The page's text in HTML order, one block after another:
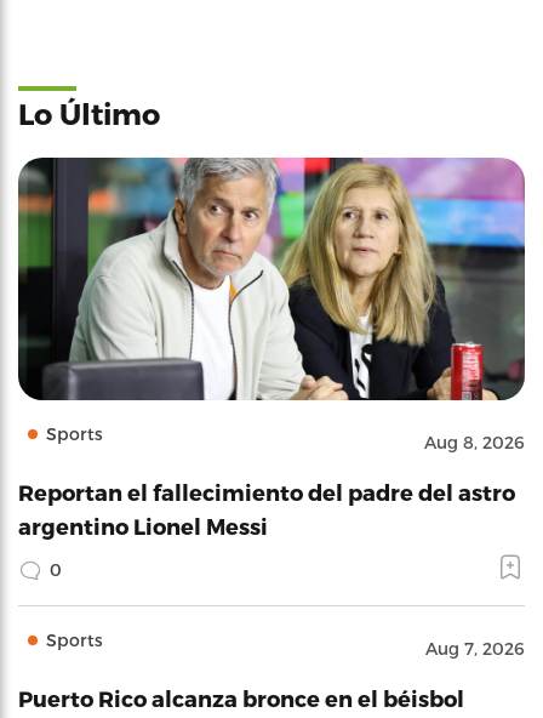
Lo Último
Sports Aug 8, 2026
Reportan el fallecimiento del padre del astro
argentino Lionel Messi
0
Sports Aug 7, 2026
Puerto Rico alcanza bronce en el béisbol